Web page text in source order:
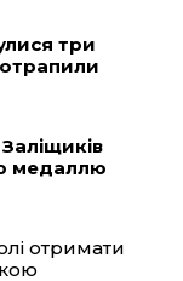
три
медаллю
отримати